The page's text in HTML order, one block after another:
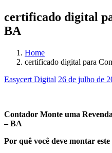
certificado digital
BA
Home
certificado digital para
Easycert Digital 26 de julho de
Contador Monte uma
– BA
Por quê você deve montar este